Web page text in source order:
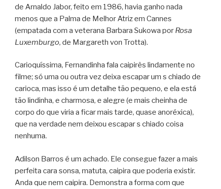
de Arnaldo Jabor, feito em 1986, havia ganho nada
menos que a Palma de Melhor Atriz em Cannes
(empatada com a veterana Barbara Sukowa por Rosa
Luxemburgo, de Margareth von Trotta).
Carioquíssima, Fernandinha fala caipirês lindamente no
filme; só uma ou outra vez deixa escapar um s chiado de
carioca, mas isso é um detalhe tão pequeno, e ela está
tão lindinha, e charmosa, e alegre (e mais cheinha de
corpo do que viria a ficar mais tarde, quase anoréxica),
que na verdade nem deixou escapar s chiado coisa
nenhuma.
Adilson Barros é um achado. Ele consegue fazer a mais
perfeita cara sonsa, matuta, caipira que poderia existir.
Anda que nem caipira. Demonstra a forma com que